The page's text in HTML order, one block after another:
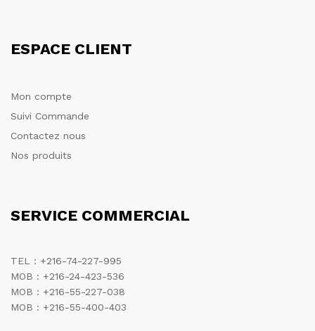
ESPACE CLIENT
Mon compte
Suivi Commande
Contactez nous
Nos produits
SERVICE COMMERCIAL
TEL : +216-74-227-995
MOB : +216-24-423-536
MOB : +216-55-227-038
MOB : +216-55-400-403